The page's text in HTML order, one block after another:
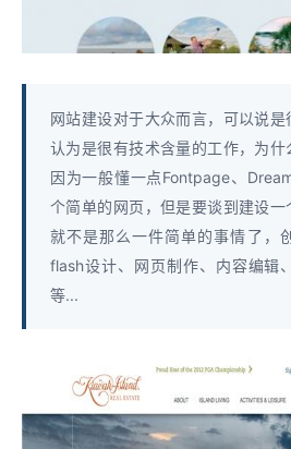
网站建设对于大众而言，可以说
认为是很有技术含量的工作，为什
因为一般懂一点Fontpage、
个简单的网页，但是要谈到建设
就不是那么一件简单的事情了，
flash设计、网页制作、内容编辑
等...